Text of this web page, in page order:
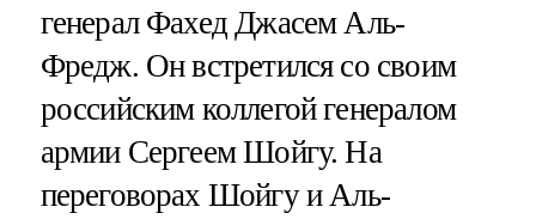
генерал Фахед Джасем Аль-
Фредж. Он встретился со своим
российским коллегой генералом
армии Сергеем Шойгу. На
переговорах Шойгу и Аль-